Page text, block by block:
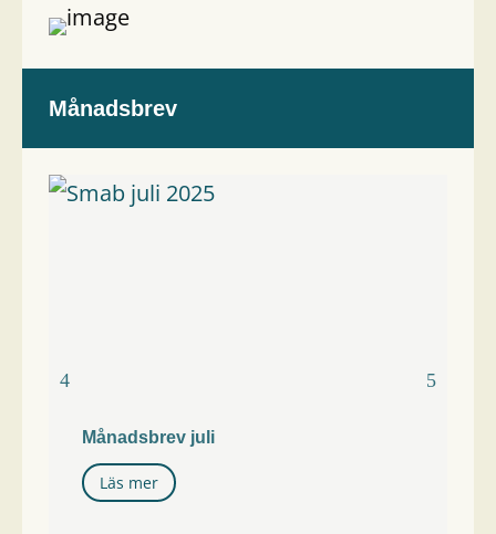
Månadsbrev
Månadsbrev juli
Läs mer